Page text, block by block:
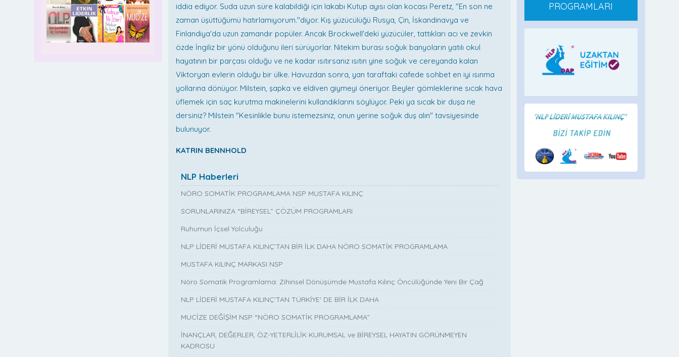
iddia ediyor. Suda uzun süre kalabildiği için lakabı Kutup ayısı olan kocası Peretz, "En son ne
zaman üşüttüğümü hatırlamıyorum."diyor. Kış yüzücülüğü Rusya, Çin, İskandinavya ve
Finlandiya'da uzun zamandır popüler. Ancak Brockwell'deki yüzücüler, tattıkları acı ve zevkin
özde İngiliz bir yönü olduğunu ileri sürüyorlar. Nitekim burası soğuk banyoların yatılı okul
hayatının bir parçası olduğu ve ne kadar ısıtırsanız ısıtın yine soğuk ve cereyanda kalan
Viktoryan evlerin olduğu bir ülke. Havuzdan sonra, yan taraftaki cafede sohbet en iyi ısınma
yollarına dönüyor. Milstein, şapka ve eldiven giymeyi öneriyor. Beyler gömleklerine sıcak hava
üflemek için saç kurutma makinelerini kullandıklarını söylüyor. Peki ya sıcak bir duşa ne
dersiniz? Milstein "Kesinlikle bunu istemezsiniz, onun yerine soğuk duş alın" tavsiyesinde
bulunuyor.
KATRIN BENNHOLD
NLP Haberleri
NÖRO SOMATİK PROGRAMLAMA NSP MUSTAFA KILINÇ
SORUNLARINIZA “BİREYSEL” ÇÖZÜM PROGRAMLARI
Ruhumun İçsel Yolculuğu
NLP LİDERİ MUSTAFA KILINÇ’TAN BİR İLK DAHA NÖRO SOMATİK PROGRAMLAMA
MUSTAFA KILINÇ MARKASI NSP
Nöro Somatik Programlama: Zihinsel Dönüşümde Mustafa Kılınç Öncülüğünde Yeni Bir Çağ
NLP LİDERİ MUSTAFA KILINÇ'TAN TÜRKİYE' DE BİR İLK DAHA
MUCİZE DEĞİŞİM NSP “NÖRO SOMATİK PROGRAMLAMA”
İNANÇLAR, DEĞERLER, ÖZ-YETERLİLİK KURUMSAL ve BİREYSEL HAYATIN GÖRÜNMEYEN
KADROSU
PROGRAMLARI